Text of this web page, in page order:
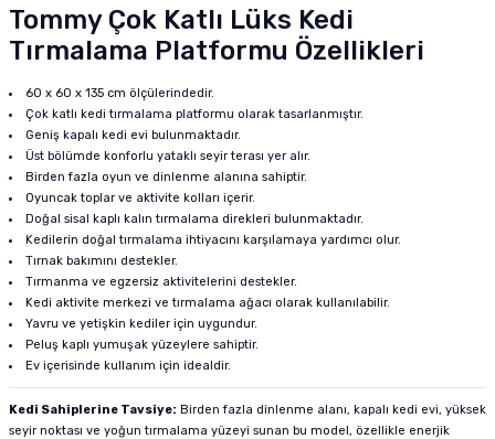
Tommy Çok Katlı Lüks Kedi
Tırmalama Platformu Özellikleri
60 x 60 x 135 cm ölçülerindedir.
Çok katlı kedi tırmalama platformu olarak tasarlanmıştır.
Geniş kapalı kedi evi bulunmaktadır.
Üst bölümde konforlu yataklı seyir terası yer alır.
Birden fazla oyun ve dinlenme alanına sahiptir.
Oyuncak toplar ve aktivite kolları içerir.
Doğal sisal kaplı kalın tırmalama direkleri bulunmaktadır.
Kedilerin doğal tırmalama ihtiyacını karşılamaya yardımcı olur.
Tırnak bakımını destekler.
Tırmanma ve egzersiz aktivitelerini destekler.
Kedi aktivite merkezi ve tırmalama ağacı olarak kullanılabilir.
Yavru ve yetişkin kediler için uygundur.
Peluş kaplı yumuşak yüzeylere sahiptir.
Ev içerisinde kullanım için idealdir.
Kedi Sahiplerine Tavsiye: Birden fazla dinlenme alanı, kapalı kedi evi, yüksek
seyir noktası ve yoğun tırmalama yüzeyi sunan bu model, özellikle enerjik